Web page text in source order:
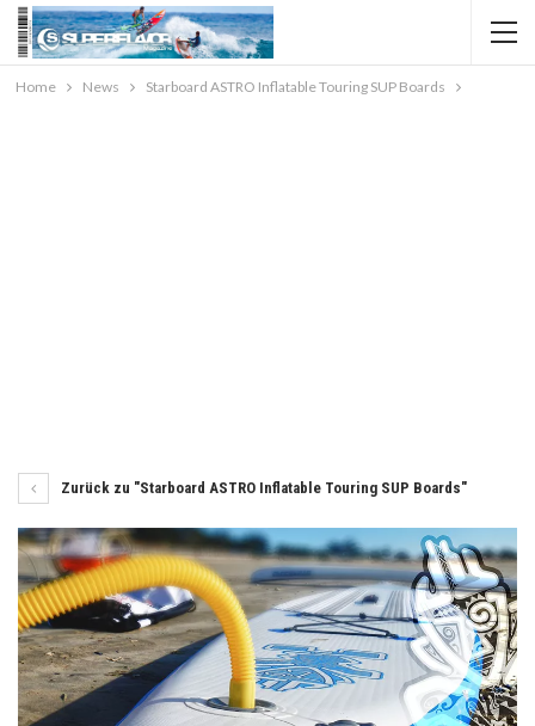
Home News Starboard ASTRO Inflatable Touring SUP Boards
Zurück zu "Starboard ASTRO Inflatable Touring SUP Boards"